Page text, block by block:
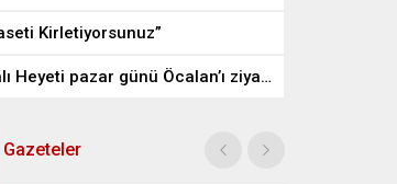
Kirletiyorsunuz”
İmralı Heyeti pazar günü Öcalan’ı ziyaret edecek
Gazeteler